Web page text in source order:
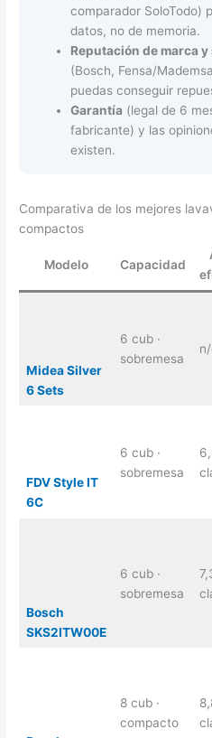
comparador SoloTodo)
datos, no de memoria.
Reputación de marca
(Bosch, Fensa/
puedas conseguir
Garantía (legal de 6
fabricante) y las
existen.
Comparativa de los mejores
compactos
Modelo Capacidad
Midea Silver
6 Sets
6 cub ·
sobremesa
FDV Style IT
6C
6 cub ·
sobremesa
Bosch
SKS2ITW00E
6 cub ·
sobremesa
8 cub ·
compacto